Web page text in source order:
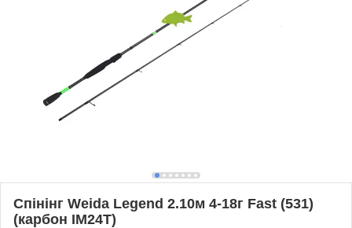
Спінінг Weida Legend 2.10м 4-18г Fast (531)
(карбон IM24T)